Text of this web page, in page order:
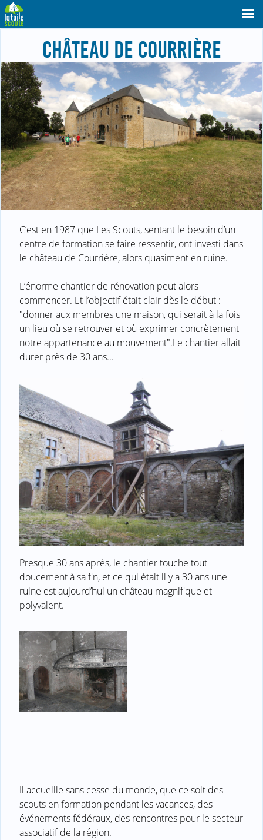
CHÂTEAU DE COURRIÈRE
C’est en 1987 que Les Scouts, sentant le besoin d’un
centre de formation se faire ressentir, ont investi dans
le château de Courrière, alors quasiment en ruine.
L’énorme chantier de rénovation peut alors
commencer. Et l’objectif était clair dès le début :
"donner aux membres une maison, qui serait à la fois
un lieu où se retrouver et où exprimer concrètement
notre appartenance au mouvement".Le chantier allait
durer près de 30 ans...
Presque 30 ans après, le chantier touche tout
doucement à sa fin, et ce qui était il y a 30 ans une
ruine est aujourd’hui un château magnifique et
polyvalent.
Il accueille sans cesse du monde, que ce soit des
scouts en formation pendant les vacances, des
événements fédéraux, des rencontres pour le secteur
associatif de la région.